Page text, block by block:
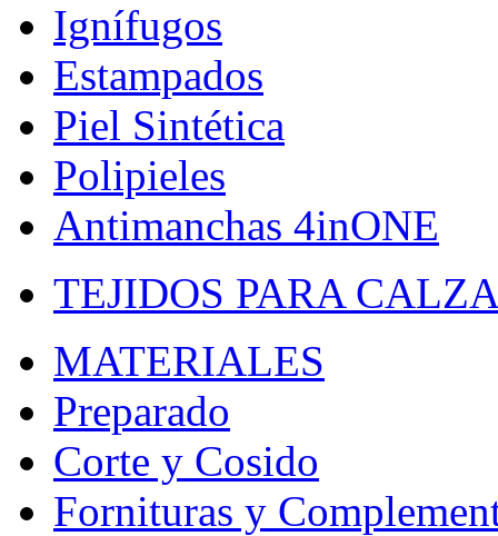
Ignífugos
Estampados
Piel Sintética
Polipieles
Antimanchas 4inONE
TEJIDOS PARA
MATERIALES
Preparado
Corte y Cosido
Fornituras y